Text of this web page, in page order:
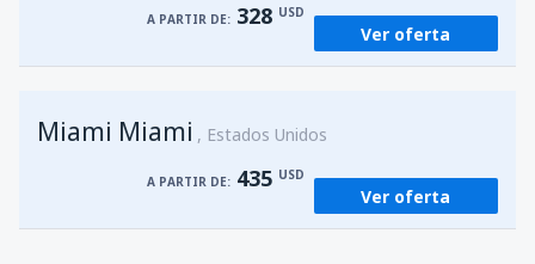
A PARTIR DE: 328 USD
Ver oferta
Miami Miami Estados Unidos
A PARTIR DE: 435 USD
Ver oferta